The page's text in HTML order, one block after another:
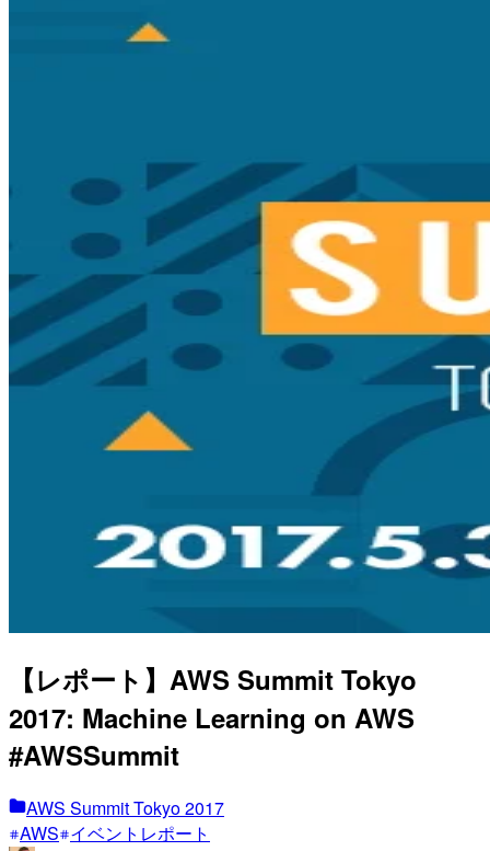
【レポート】AWS Summit Tokyo
2017: Machine Learning on AWS
#AWSSummit
AWS Summit Tokyo 2017
AWS イベントレポート